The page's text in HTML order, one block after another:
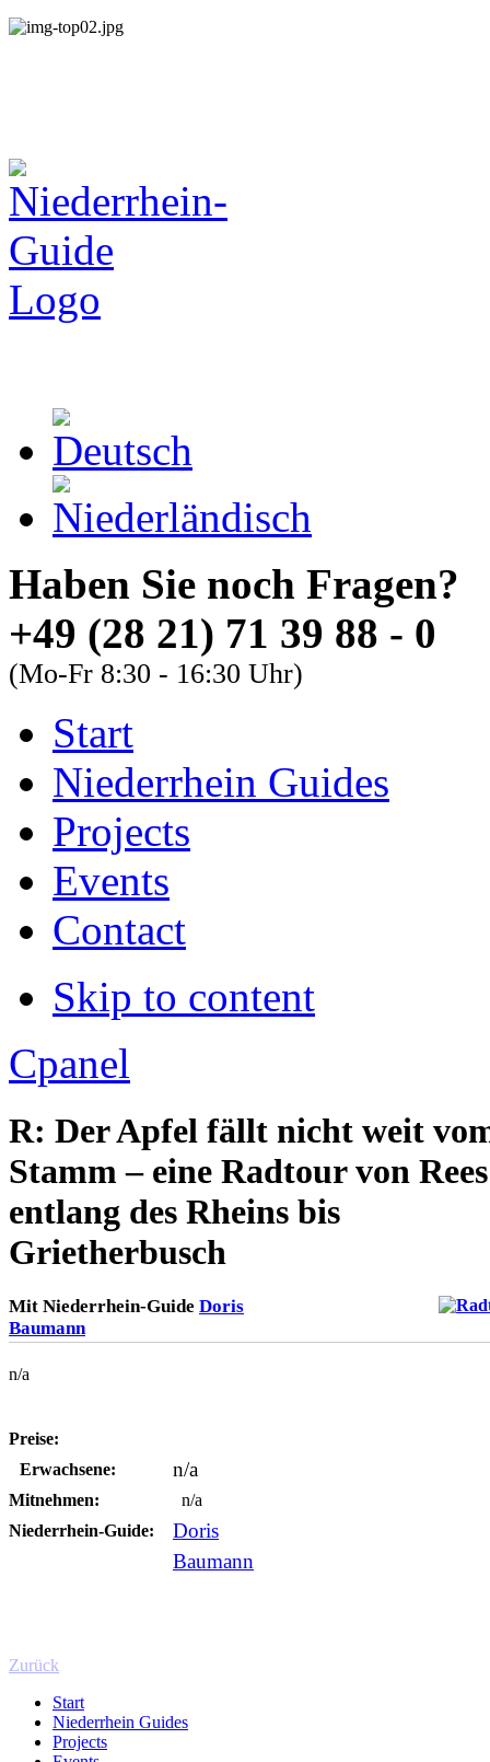
Haben Sie noch
+49 (28 21) 71 39 88 - 0
(Mo-Fr 8:30 - 16:30 Uhr)
Start
Niederrhein Guides
Projects
Events
Contact
Skip to content
Guides FAQs
Font Size
Increase font size
Decrease font size
Default font size
Cpanel
R: Der Apfel fällt nicht weit
Stamm – eine Radtour von Rees
entlang des Rheins bis
Grietherbusch
Mit Niederrhein-Guide Doris
Baumann
n/a
Preise:
Erwachsene:
n/a
Mitnehmen:
n/a
Niederrhein-Guide:
Doris
Baumann
Zurück
Start
Niederrhein Guides
Projects